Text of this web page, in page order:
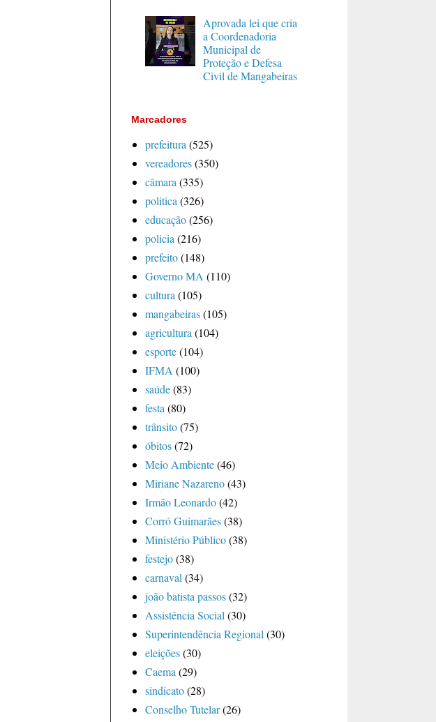
Aprovada lei que cria
a Coordenadoria
Municipal de
Proteção e Defesa
Civil de Mangabeiras
Marcadores
prefeitura (525)
vereadores(350)
câmara (335)
politica (326)
educação(256)
policia (216)
prefeito(148)
Governo MA (110)
cultura (105)
mangabeiras(105)
agricultura (104)
esporte(104)
IFMA (100)
saúde(83)
festa (80)
trânsito(75)
óbitos(72)
Meio Ambiente(46)
Miriane Nazareno(43)
Irmão Leonardo(42)
Corró Guimarães(38)
Ministério Público(38)
festejo(38)
carnaval (34)
joão batista passos(32)
Assistência Social (30)
Superintendência Regional (30)
eleições(30)
Caema (29)
sindicato(28)
Conselho Tutelar(26)